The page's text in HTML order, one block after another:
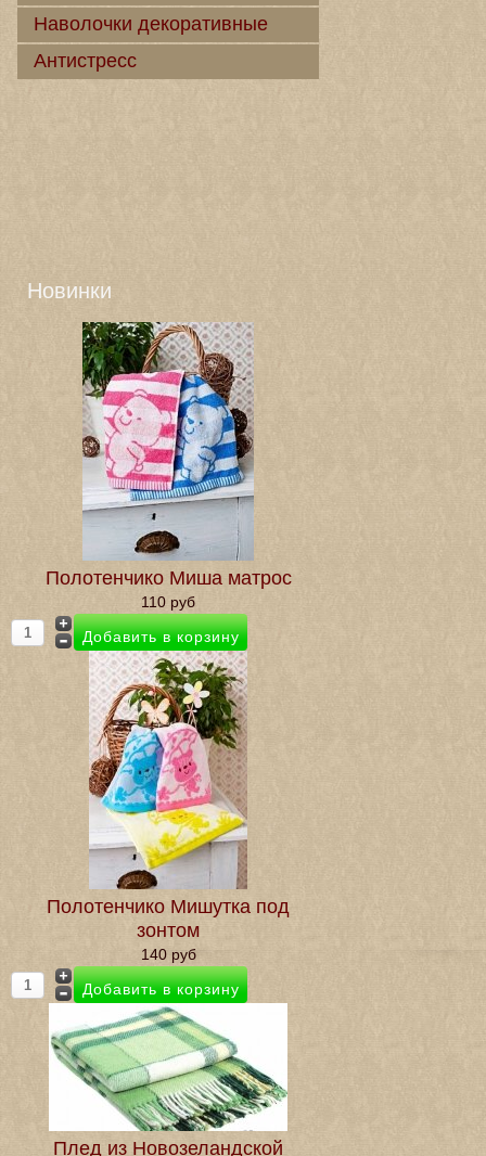
Наволочки декоративные
Антистресс
Новинки
Полотенчико Миша матрос
110 руб
Полотенчико Мишутка под
зонтом
140 руб
Плед из Новозеландской